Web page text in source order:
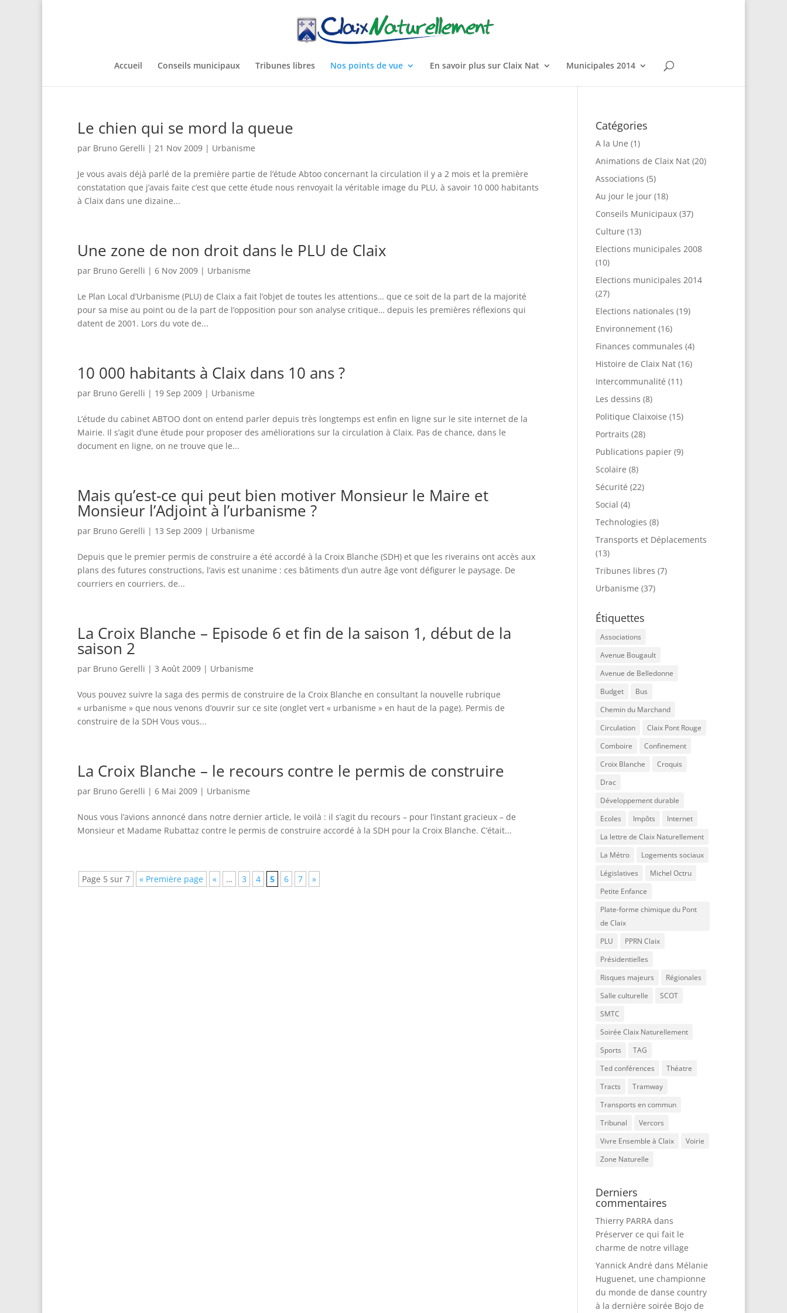
Accueil Conseils municipaux Tribunes libres Nos points de vue En savoir plus sur Claix Nat Municipales 2014
Le chien qui se mord la queue
par Bruno Gerelli | 21 Nov 2009 | Urbanisme
Je vous avais déjà parlé de la première partie de l’étude Abtoo concernant la circulation il y a 2 mois et la première
constatation que j’avais faite c’est que cette étude nous renvoyait la véritable image du PLU, à savoir 10 000 habitants
à Claix dans une dizaine...
Une zone de non droit dans le PLU de Claix
par Bruno Gerelli | 6 Nov 2009 | Urbanisme
Le Plan Local d’Urbanisme (PLU) de Claix a fait l’objet de toutes les attentions… que ce soit de la part de la majorité
pour sa mise au point ou de la part de l’opposition pour son analyse critique… depuis les premières réflexions qui
datent de 2001. Lors du vote de...
10 000 habitants à Claix dans 10 ans ?
par Bruno Gerelli | 19 Sep 2009 | Urbanisme
L’étude du cabinet ABTOO dont on entend parler depuis très longtemps est enfin en ligne sur le site internet de la
Mairie. Il s’agit d’une étude pour proposer des améliorations sur la circulation à Claix. Pas de chance, dans le
document en ligne, on ne trouve que le...
Mais qu’est-ce qui peut bien motiver Monsieur le Maire et
Monsieur l’Adjoint à l’urbanisme ?
par Bruno Gerelli | 13 Sep 2009 | Urbanisme
Depuis que le premier permis de construire a été accordé à la Croix Blanche (SDH) et que les riverains ont accès aux
plans des futures constructions, l’avis est unanime : ces bâtiments d’un autre âge vont défigurer le paysage. De
courriers en courriers, de...
La Croix Blanche – Episode 6 et fin de la saison 1, début de la
saison 2
par Bruno Gerelli | 3 Août 2009 | Urbanisme
Vous pouvez suivre la saga des permis de construire de la Croix Blanche en consultant la nouvelle rubrique
« urbanisme » que nous venons d’ouvrir sur ce site (onglet vert « urbanisme » en haut de la page). Permis de
construire de la SDH Vous vous...
La Croix Blanche – le recours contre le permis de construire
par Bruno Gerelli | 6 Mai 2009 | Urbanisme
Nous vous l’avions annoncé dans notre dernier article, le voilà : il s’agit du recours – pour l’instant gracieux – de
Monsieur et Madame Rubattaz contre le permis de construire accordé à la SDH pour la Croix Blanche. C’était...
Page 5 sur 7 « Première page « … 3 4 5 6 7 »
Catégories
A la Une (1)
Animations de Claix Nat(20)
Associations (5)
Au jour le jour(18)
Conseils Municipaux(37)
Culture (13)
Elections municipales 2008
(10)
Elections municipales 2014
(27)
Elections nationales (19)
Environnement(16)
Finances communales (4)
Histoire de Claix Nat(16)
Intercommunalité (11)
Les dessins (8)
Politique Claixoise (15)
Portraits (28)
Publications papier(9)
Scolaire (8)
Sécurité (22)
Social (4)
Technologies (8)
Transports et Déplacements
(13)
Tribunes libres (7)
Urbanisme (37)
Étiquettes
Associations
Avenue Bougault
Avenue de Belledonne
Budget
Bus
Chemin du Marchand
Circulation
Claix Pont Rouge
Comboire
Confinement
Croix Blanche
Croquis
Drac
Développement durable
Ecoles
Impôts
Internet
La lettre de Claix Naturellement
La Métro
Logements sociaux
Législatives
Michel Octru
Petite Enfance
Plate-forme chimique du Pont
de Claix
PLU
PPRN Claix
Présidentielles
Risques majeurs
Régionales
Salle culturelle
SCOT
SMTC
Soirée Claix Naturellement
Sports
TAG
Ted conférences
Théatre
Tracts
Tramway
Transports en commun
Tribunal
Vercors
Vivre Ensemble à Claix
Voirie
Zone Naturelle
Derniers
commentaires
Thierry PARRAdans
Préserver ce qui fait le
charme de notre village
Yannick André dans Mélanie
Huguenet, une championne
du monde de danse country
à la dernière soirée Bojo de